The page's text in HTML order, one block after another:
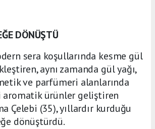
DÖNÜŞTÜ
sera koşullarında kesme gül
aynı zamanda gül yağı,
ve parfümeri alanlarında
aromatik ürünler geliştiren
Çelebi (35), yıllardır kurduğu
dönüştürdü.